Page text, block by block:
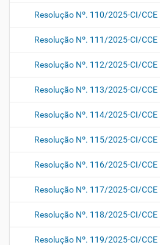
Resolução Nº. 110/2025-CI/CCE
Resolução Nº. 111/2025-CI/CCE
Resolução Nº. 112/2025-CI/CCE
Resolução Nº. 113/2025-CI/CCE
Resolução Nº. 114/2025-CI/CCE
Resolução Nº. 115/2025-CI/CCE
Resolução Nº. 116/2025-CI/CCE
Resolução Nº. 117/2025-CI/CCE
Resolução Nº. 118/2025-CI/CCE
Resolução Nº. 119/2025-CI/CCE